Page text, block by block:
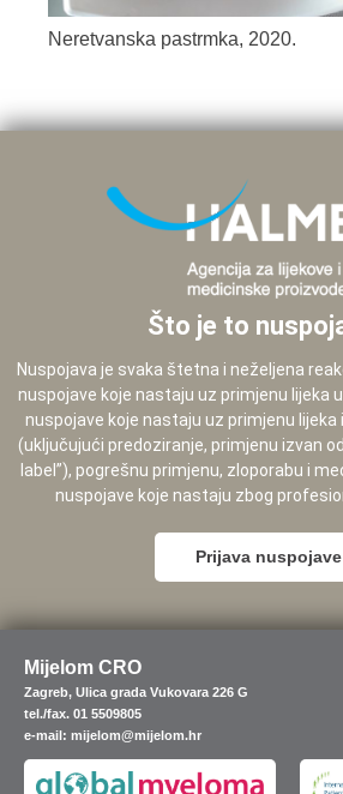
Neretvanska pastrmka, 2020.
Što je to
Nuspojava je svaka štetna i neželjena
nuspojave koje nastaju uz primjenu lijeka
nuspojave koje nastaju uz primjenu
(uključujući predoziranje, primjenu izvan
label”), pogrešnu primjenu, zloporabu i
nuspojave koje nastaju zbog
Prijava nuspojave
Mijelom CRO
Zagreb, Ulica grada Vukovara 226 G
tel./fax. 01 5509805
e-mail: mijelom@mijelom.hr